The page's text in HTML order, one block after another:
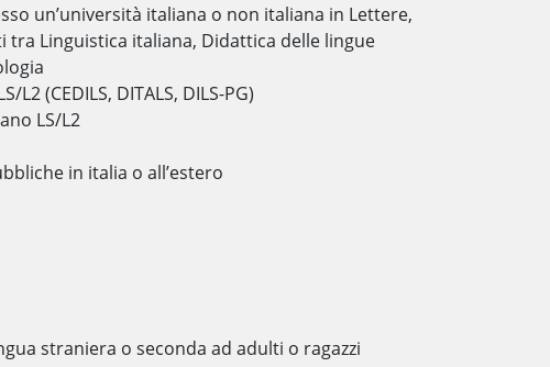
un’università italiana o non italiana in Lettere,
Linguistica italiana, Didattica delle lingue
(CEDILS, DITALS, DILS-PG)
LS/L2
in italia o all’estero
straniera o seconda ad adulti o ragazzi